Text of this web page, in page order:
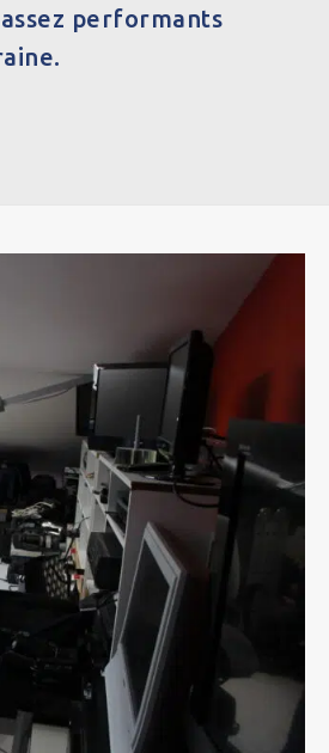
performants